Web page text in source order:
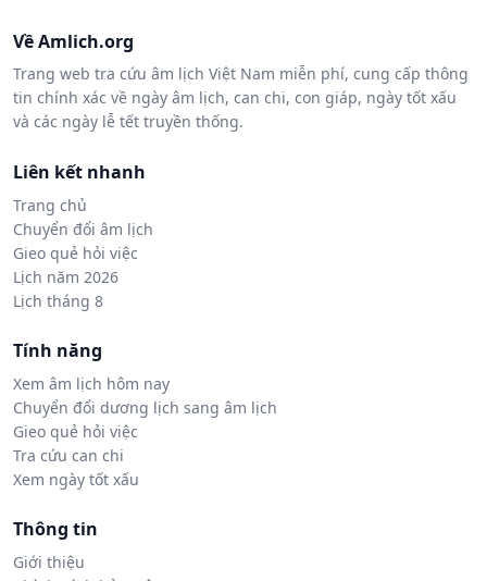
Về Amlich.org
Trang web tra cứu âm lịch Việt Nam miễn phí, cung cấp thông
tin chính xác về ngày âm lịch, can chi, con giáp, ngày tốt xấu
và các ngày lễ tết truyền thống.
Liên kết nhanh
Trang chủ
Chuyển đổi âm lịch
Gieo quẻ hỏi việc
Lịch năm 2026
Lịch tháng 8
Tính năng
Xem âm lịch hôm nay
Chuyển đổi dương lịch sang âm lịch
Gieo quẻ hỏi việc
Tra cứu can chi
Xem ngày tốt xấu
Thông tin
Giới thiệu